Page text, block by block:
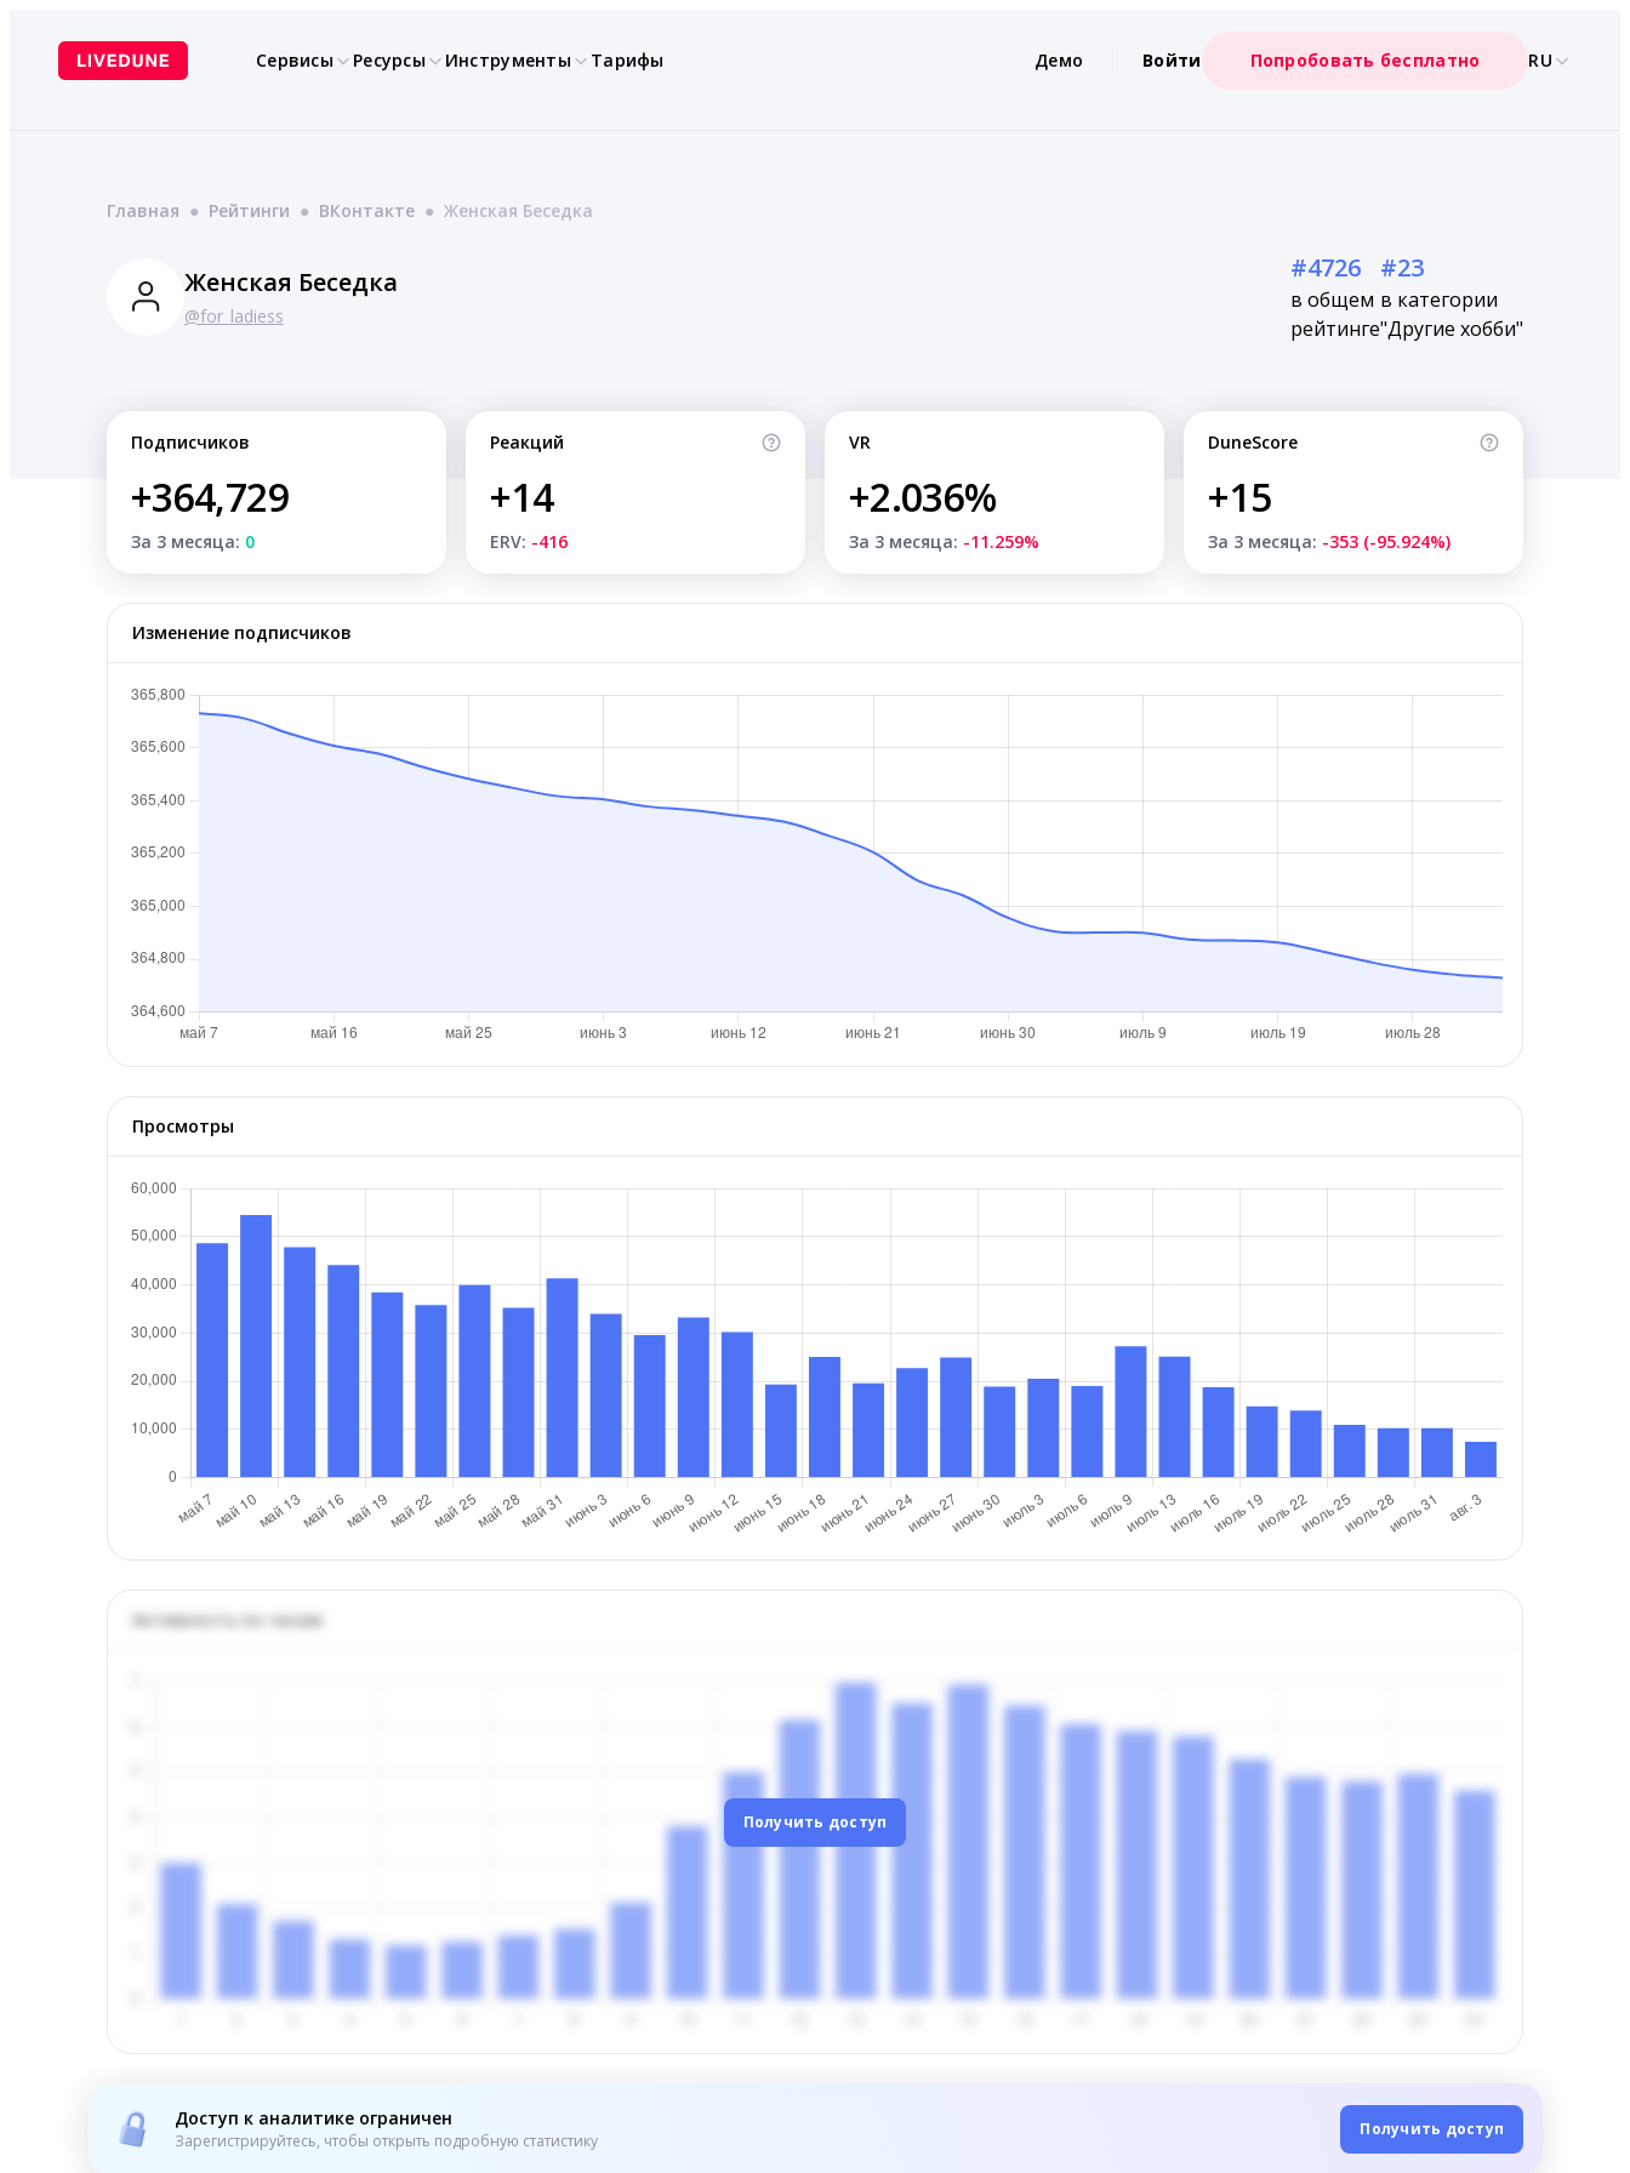
содержимому
Сервисы Ресурсы Инструменты Тарифы Демо Войти Попробовать бесплатно RU
Главная ● Рейтинги ● ВКонтакте ● Женская Беседка
Женская Беседка
@for_ladiess
#4726
в общем
рейтинге
#23
в категории
"Другие хобби"
Подписчиков
+364,729
За 3 месяца: 0
Реакций
+14
ERV: -416
VR
+2.036%
За 3 месяца: -11.259%
DuneScore
+15
За 3 месяца: -353 (-95.924%)
Изменение подписчиков
Просмотры
Активность по часам
Получить доступ
Доступ к аналитике ограничен
Зарегистрируйтесь, чтобы открыть подробную статистику
Получить доступ